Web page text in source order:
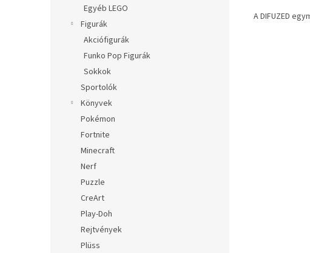
Egyéb LEGO
Figurák
Akciófigurák
Funko Pop Figurák
Sokkok
Sportolók
Könyvek
Pokémon
Fortnite
Minecraft
Nerf
Puzzle
CreArt
Play-Doh
Rejtvények
Plüss
A DIFUZED